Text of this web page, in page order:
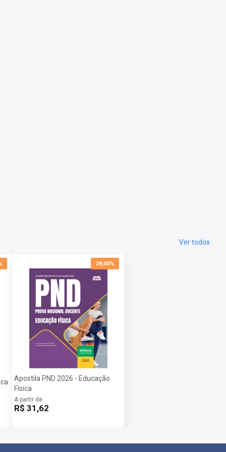
Ver todos
38,00%
Apostila PND 2026 - Educação
Física
A partir de
R$ 31,62